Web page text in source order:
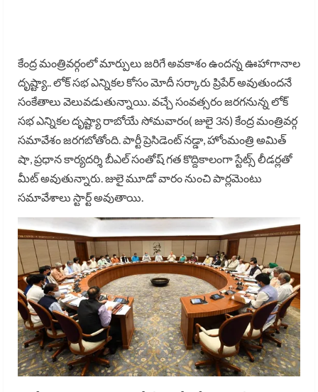
కేంద్ర మంత్రివర్గంలో మార్పులు జరిగే అవకాశం ఉందన్న ఊహాగానాల
దృష్ట్యా.. లోక్ సభ ఎన్నికల కోసం మోదీ సర్కారు ప్రిపేర్ అవుతుందనే
సంకేతాలు వెలువడుతున్నాయి. వచ్చే సంవత్సరం జరగనున్న లోక్
సభ ఎన్నికల దృష్ట్యా రాబోయే సోమవారం( జులై 3న) కేంద్ర మంత్రివర్గ
సమావేశం జరగబోతోంది. పార్టీ ప్రెసిడెంట్ నడ్డా, హోంమంత్రి అమిత్
షా, ప్రధాన కార్యదర్శి బీఎల్ సంతోష్ గత కొద్దికాలంగా స్టేట్స్ లీడర్లతో
మీట్ అవుతున్నారు. జులై మూడో వారం నుంచి పార్లమెంటు
సమావేశాలు స్టార్ట్ అవుతాయి.